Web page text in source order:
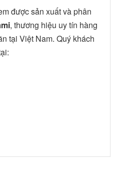
được sản xuất và phân
, thương hiệu uy tín hàng
tại Việt Nam. Quý khách